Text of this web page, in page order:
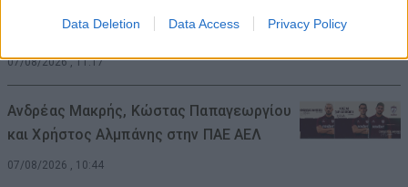
Data Deletion Data Access Privacy Policy
στον Βρυότοπο
07/08/2026 , 11:17
Ανδρέας Μακρής, Κώστας Παπαγεωργίου
και Χρήστος Αλμπάνης στην ΠΑΕ ΑΕΛ
07/08/2026 , 10:44